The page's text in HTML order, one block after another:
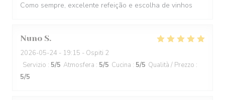
Como sempre, excelente refeição e escolha de vinhos
Nuno S
2026-05-24 - 19:15 - Ospiti 2
Servizio : 5/5 Atmosfera : 5/5 Cucina : 5/5 Qualità / Prezzo :
5/5